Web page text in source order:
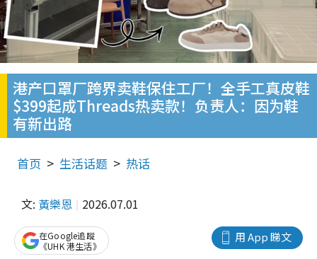
港产口罩厂跨界卖鞋保住工厂！全手工真皮鞋
$399起成Threads热卖款！负责人：因为鞋
有新出路
首页 生活话题 热话
文: 黃樂恩 2026.07.01
用 App 睇文
在Google追蹤
《UHK 港生活》